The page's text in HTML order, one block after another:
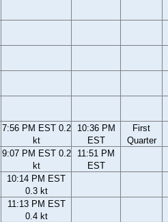
7:56 PM EST 0.2
kt
10:36 PM
EST
First
Quarter
9:07 PM EST 0.2
kt
11:51 PM
EST
10:14 PM EST
0.3 kt
11:13 PM EST
0.4 kt